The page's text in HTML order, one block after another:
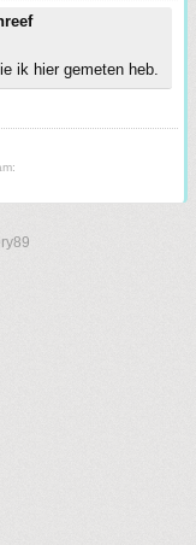
ik hier gemeten heb.